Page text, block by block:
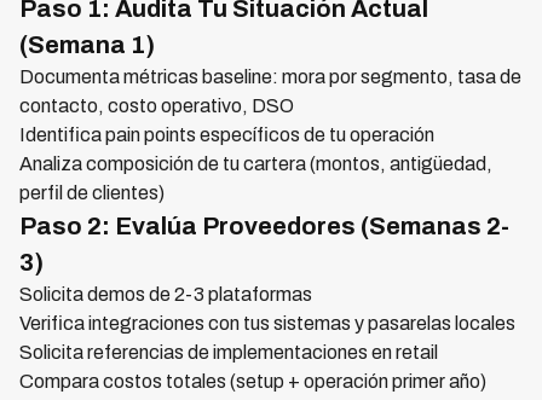
Paso 1: Audita Tu Situación Actual
(Semana 1)
Documenta métricas baseline: mora por segmento, tasa de
contacto, costo operativo, DSO
Identifica pain points específicos de tu operación
Analiza composición de tu cartera (montos, antigüedad,
perfil de clientes)
Paso 2: Evalúa Proveedores (Semanas 2-
3)
Solicita demos de 2-3 plataformas
Verifica integraciones con tus sistemas y pasarelas locales
Solicita referencias de implementaciones en retail
Compara costos totales (setup + operación primer año)